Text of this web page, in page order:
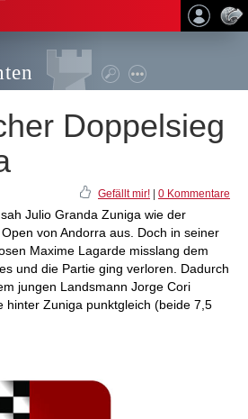
Doppelsieg
Gefällt mir! 0 Kommentare
Julio Granda Zuniga wie der
von Andorra aus. Doch in seiner
Maxime Lagarde misslang dem
und die Partie ging verloren. Dadurch
jungen Landsmann Jorge Cori
hinter Zuniga punktgleich (beide 7,5